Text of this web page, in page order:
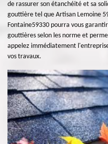
de rassurer son étanchéité et sa
gouttière tel que Artisan Lemoine
Fontaine59330 pourra vous
gouttières selon les norme et
appelez immédiatement
vos travaux.